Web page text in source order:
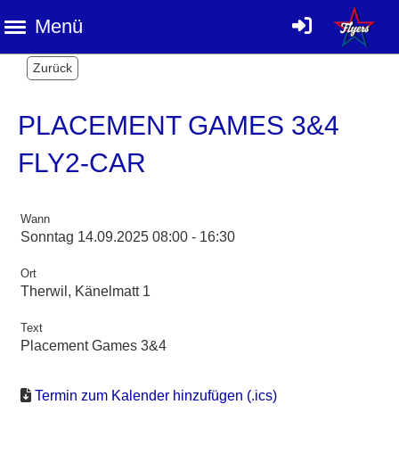
Menü
Zurück
PLACEMENT GAMES 3&4
FLY2-CAR
Wann
Sonntag 14.09.2025 08:00 - 16:30
Ort
Therwil, Känelmatt 1
Text
Placement Games 3&4
Termin zum Kalender hinzufügen (.ics)